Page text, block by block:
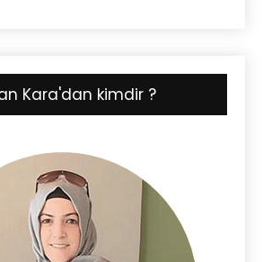
Kara'dan kimdir ?